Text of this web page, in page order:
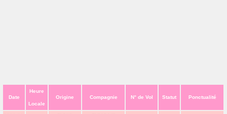
Date
Heure
Locale
Origine Compagnie N° de Vol Statut Ponctualité